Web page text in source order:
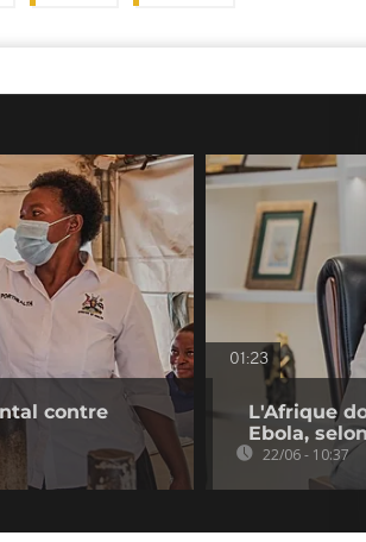
contre
01:23
L'Afrique
Ebola,
22/06 - 10:37